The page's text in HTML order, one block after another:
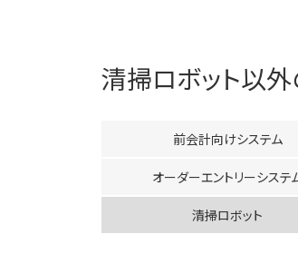
清掃ロボット以
前会計向けシステム
オーダーエントリーシステ
清掃ロボット